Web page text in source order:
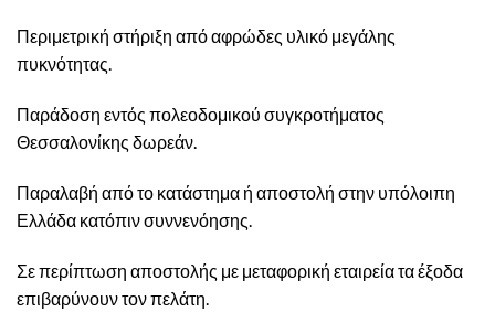
Περιμετρική στήριξη από αφρώδες υλικό μεγάλης
πυκνότητας.
Παράδοση εντός πολεοδομικού συγκροτήματος
Θεσσαλονίκης δωρεάν.
Παραλαβή από το κατάστημα ή αποστολή στην υπόλοιπη
Ελλάδα κατόπιν συννενόησης.
Σε περίπτωση αποστολής με μεταφορική εταιρεία τα έξοδα
επιβαρύνουν τον πελάτη.